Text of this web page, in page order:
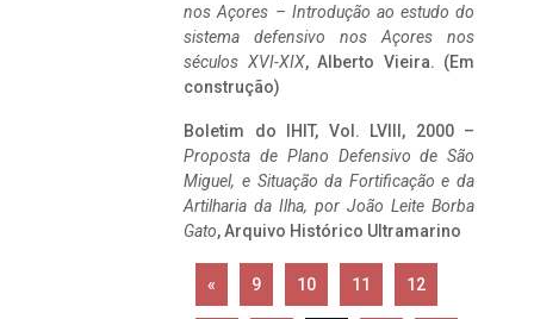
nos Açores – Introdução ao estudo do
sistema defensivo nos Açores nos
séculos XVI-XIX, Alberto Vieira. (Em
construção)
Boletim do IHIT, Vol. LVIII, 2000 –
Proposta de Plano Defensivo de São
Miguel, e Situação da Fortificação e da
Artilharia da Ilha, por João Leite Borba
Gato, Arquivo Histórico Ultramarino
« 9 10 11 12